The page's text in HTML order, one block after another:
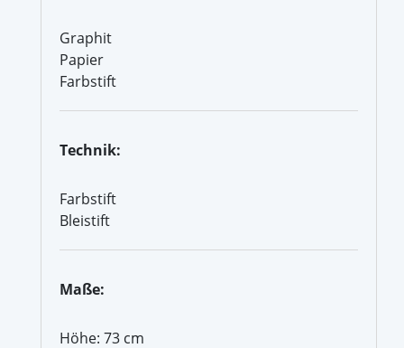
Graphit
Papier
Farbstift
Technik:
Farbstift
Bleistift
Maße:
Höhe: 73 cm